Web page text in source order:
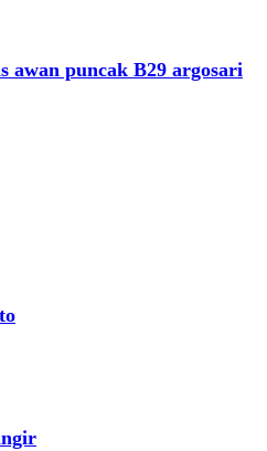
awan puncak B29 argosari